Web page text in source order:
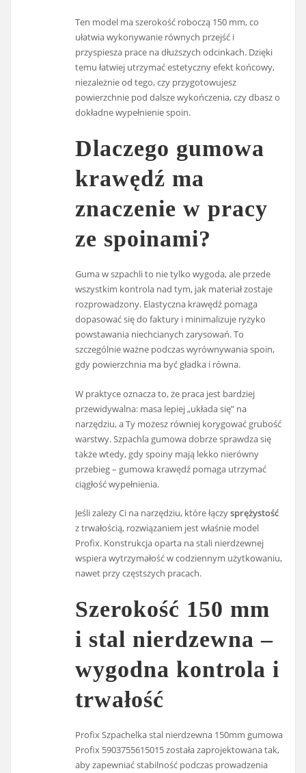
Ten model ma szerokość roboczą 150 mm, co
ułatwia wykonywanie równych przejść i
przyspiesza prace na dłuższych odcinkach. Dzięki
temu łatwiej utrzymać estetyczny efekt końcowy,
niezależnie od tego, czy przygotowujesz
powierzchnie pod dalsze wykończenia, czy dbasz o
dokładne wypełnienie spoin.
Dlaczego gumowa
krawędź ma
znaczenie w pracy
ze spoinami?
Guma w szpachli to nie tylko wygoda, ale przede
wszystkim kontrola nad tym, jak materiał zostaje
rozprowadzony. Elastyczna krawędź pomaga
dopasować się do faktury i minimalizuje ryzyko
powstawania niechcianych zarysowań. To
szczególnie ważne podczas wyrównywania spoin,
gdy powierzchnia ma być gładka i równa.
W praktyce oznacza to, że praca jest bardziej
przewidywalna: masa lepiej „układa się” na
narzędziu, a Ty możesz równiej korygować grubość
warstwy. Szpachla gumowa dobrze sprawdza się
także wtedy, gdy spoiny mają lekko nierówny
przebieg – gumowa krawędź pomaga utrzymać
ciągłość wypełnienia.
Jeśli zależy Ci na narzędziu, które łączysprężystość
z trwałością, rozwiązaniem jest właśnie model
Profix. Konstrukcja oparta na stali nierdzewnej
wspiera wytrzymałość w codziennym użytkowaniu,
nawet przy częstszych pracach.
Szerokość 150 mm
i stal nierdzewna –
wygodna kontrola i
trwałość
Profix Szpachelka stal nierdzewna 150mm gumowa
Profix 5903755615015 została zaprojektowana tak,
aby zapewniać stabilność podczas prowadzenia